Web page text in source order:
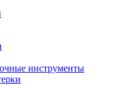
инструменты